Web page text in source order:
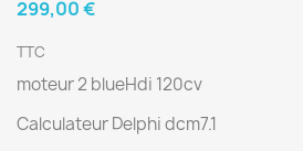
299,00 €
TTC
moteur 2 blueHdi 120cv
Calculateur Delphi dcm7.1